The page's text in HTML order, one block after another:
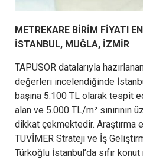
METREKARE BİRİM FİYATI
İSTANBUL, MUĞLA, İZMİR
TAPUSOR datalarıyla
değerleri incelendiğinde
başına 5.100 TL olarak tespit
alan ve 5.000 TL/m² sınırının
dikkat çekmektedir. Araştırma
TUVİMER Strateji ve İş
Türkoğlu İstanbul’da sıfır